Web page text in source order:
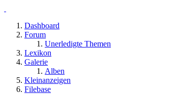
Dashboard
Forum
Unerledigte Themen
Lexikon
Galerie
Alben
Kleinanzeigen
Filebase